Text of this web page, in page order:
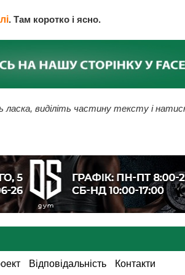
. Там коротко і ясно.
виділіть частину тексту і
Відповідальність Контакти